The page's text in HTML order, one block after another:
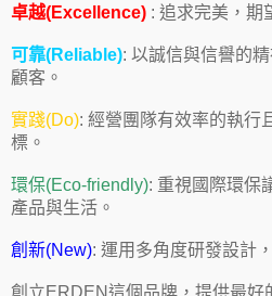
卓越(Excellence) : 追求完美，期
可靠(Reliable): 以誠信與信譽的
顧客。
實踐(Do): 經營團隊有效率的執行
標。
環保(Eco-friendly): 重視國際環保
產品與生活。
創新(New): 運用多角度研發設計